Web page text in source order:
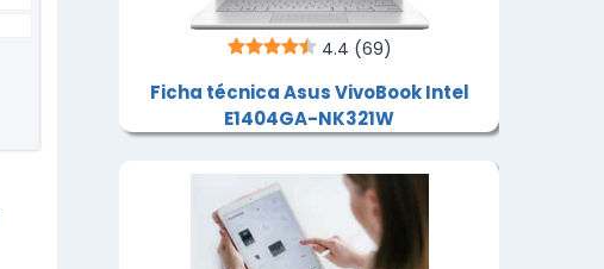
4.4 (69)
Ficha técnica Asus VivoBook Intel
E1404GA-NK321W